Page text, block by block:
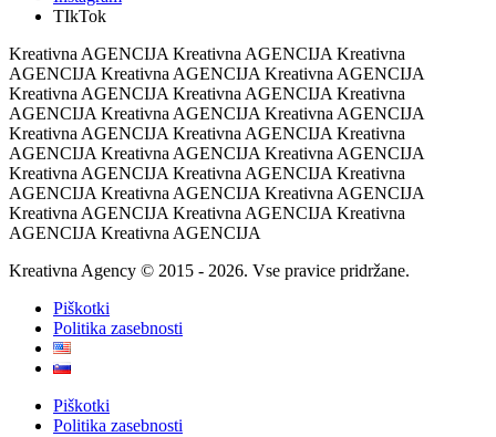
TIkTok
Kreativna AGENCIJA Kreativna AGENCIJA Kreativna
AGENCIJA Kreativna AGENCIJA Kreativna AGENCIJA
Kreativna AGENCIJA Kreativna AGENCIJA Kreativna
AGENCIJA Kreativna AGENCIJA Kreativna AGENCIJA
Kreativna AGENCIJA Kreativna AGENCIJA Kreativna
AGENCIJA Kreativna AGENCIJA Kreativna AGENCIJA
Kreativna AGENCIJA Kreativna AGENCIJA Kreativna
AGENCIJA Kreativna AGENCIJA Kreativna AGENCIJA
Kreativna AGENCIJA Kreativna AGENCIJA Kreativna
AGENCIJA Kreativna AGENCIJA
Kreativna Agency © 2015 - 2026. Vse pravice pridržane.
Piškotki
Politika zasebnosti
Piškotki
Politika zasebnosti